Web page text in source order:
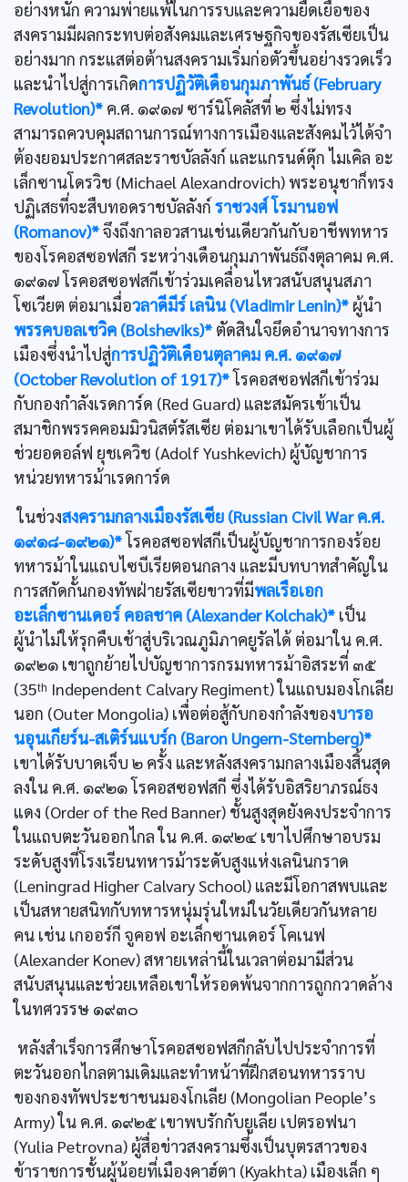
อย่างหนัก ความพ่ายแพ้ในการรบและความยืดเยื้อของ
สงครามมีผลกระทบต่อสังคมและเศรษฐกิจของรัสเซียเป็น
อย่างมาก กระแสต่อต้านสงครามเริ่มก่อตัวขึ้นอย่างรวดเร็ว
และนำไปสู่การเกิดการปฏิวัติเดือนกุมภาพันธ์ (February
Revolution)* ค.ศ. ๑๙๑๗ ซาร์นิโคลัสที่ ๒ ซึ่งไม่ทรง
สามารถควบคุมสถานการณ์ทางการเมืองและสังคมไว้ได้จำ
ต้องยอมประกาศสละราชบัลลังก์ และแกรนด์ดุ๊ก ไมเคิล อะ
เล็กซานโดรวิช (Michael Alexandrovich) พระอนุชาก็ทรง
ปฏิเสธที่จะสืบทอดราชบัลลังก์ ราชวงศ์ โรมานอฟ
(Romanov)*จึงถึงกาลอวสานเช่นเดียวกันกับอาชีพทหาร
ของโรคอสซอฟสกี ระหว่างเดือนกุมภาพันธ์ถึงตุลาคม ค.ศ.
๑๙๑๗ โรคอสซอฟสกีเข้าร่วมเคลื่อนไหวสนับสนุนสภา
โซเวียต ต่อมาเมื่อวลาดีมีร์ เลนิน (Vladimir Lenin)* ผู้นำ
พรรคบอลเชวิค (Bolsheviks)* ตัดสินใจยึดอำนาจทางการ
เมืองซึ่งนำไปสู่การปฏิวัติเดือนตุลาคม ค.ศ. ๑๙๑๗
(October Revolution of 1917)*โรคอสซอฟสกีเข้าร่วม
กับกองกำลังเรดการ์ด (Red Guard) และสมัครเข้าเป็น
สมาชิกพรรคคอมมิวนิสต์รัสเซีย ต่อมาเขาได้รับเลือกเป็นผู้
ช่วยอดอล์ฟ ยุชเควิช (Adolf Yushkevich) ผู้บัญชาการ
หน่วยทหารม้าเรดการ์ด
ในช่วงสงครามกลางเมืองรัสเซีย (Russian Civil War ค.ศ.
๑๙๑๘-๑๙๒๑)*โรคอสซอฟสกีเป็นผู้บัญชาการกองร้อย
ทหารม้าในแถบไซบีเรียตอนกลาง และมีบทบาทสำคัญใน
การสกัดกั้นกองทัพฝ่ายรัสเซียขาวที่มีพลเรือเอก
อะเล็กซานเดอร์ คอลชาค (Alexander Kolchak)* เป็น
ผู้นำไม่ให้รุกคืบเช้าสู่บริเวณภูมิภาคยูรัลได้ ต่อมาใน ค.ศ.
๑๙๒๑ เขาถูกย้ายไปบัญชาการกรมทหารม้าอิสระที่ ๓๕
(35ᵗʰ Independent Calvary Regiment) ในแถบมองโกเลีย
นอก (Outer Mongolia) เพื่อต่อสู้กับกองกำลังของบารอ
นอุนเกียร์น-สเติร์นแบร์ก (Baron Ungern-Sternberg)*
เขาได้รับบาดเจ็บ ๒ ครั้ง และหลังสงครามกลางเมืองสิ้นสุด
ลงใน ค.ศ. ๑๙๒๑ โรคอสซอฟสกี ซึ่งได้รับอิสริยาภรณ์ธง
แดง (Order of the Red Banner) ชั้นสูงสุดยังคงประจำการ
ในแถบตะวันออกไกล ใน ค.ศ. ๑๙๒๔ เขาไปศึกษาอบรม
ระดับสูงที่โรงเรียนทหารม้าระดับสูงแห่งเลนินกราด
(Leningrad Higher Calvary School) และมีโอกาสพบและ
เป็นสหายสนิทกับทหารหนุ่มรุ่นใหม่ในวัยเดียวกันหลาย
คน เช่น เกออร์กี จูคอฟ อะเล็กซานเดอร์ โคเนฟ
(Alexander Konev) สหายเหล่านี้ในเวลาต่อมามีส่วน
สนับสนุนและช่วยเหลือเขาให้รอดพ้นจากการถูกกวาดล้าง
ในทศวรรษ ๑๙๓๐
หลังสำเร็จการศึกษาโรคอสซอฟสกีกลับไปประจำการที่
ตะวันออกไกลตามเดิมและทำหน้าที่ฝึกสอนทหารราบ
ของกองทัพประชาชนมองโกเลีย (Mongolian People’s
Army) ใน ค.ศ. ๑๙๒๕ เขาพบรักกับยูเลีย เปตรอฟนา
(Yulia Petrovna) ผู้สื่อข่าวสงครามซึ่งเป็นบุตรสาวของ
ข้าราชการชั้นผู้น้อยที่เมืองคาฮ์ตา (Kyakhta) เมืองเล็ก ๆ